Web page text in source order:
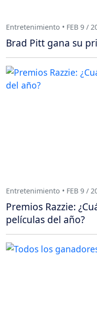
Entretenimiento • FEB 9 /
Brad Pitt gana su
Entretenimiento • FEB 9 /
Premios Razzie:
películas del año?